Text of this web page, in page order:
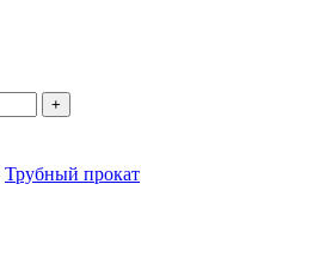
Трубный прокат